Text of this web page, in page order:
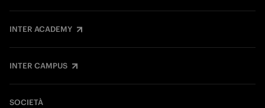
INTER ACADEMY
INTER CAMPUS
SOCIETÀ